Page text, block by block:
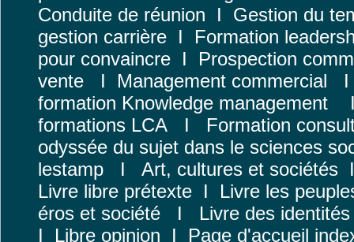
Conduite de réunion I Gestion du
gestion carrière I Formation
pour convaincre I Prospection
vente I Management commercial
formation Knowledge management
formations LCA I Formation
odyssée du sujet dans le sciences
lestamp I Art, cultures et sociétés
Livre libre prétexte I Livre les
éros et société I Livre des
I Libre opinion I Page d'accueil